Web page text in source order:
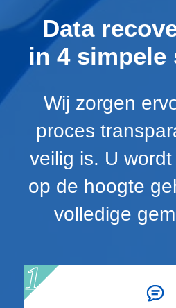
Data
in 4 simpele
Wij zorgen
proces
veilig is. U
op de hoogte
volledige